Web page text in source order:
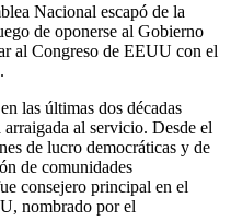
Nacional escapó de la
de oponerse al Gobierno
al Congreso de EEUU con el
las últimas dos décadas
al servicio. Desde el
de lucro democráticas y de
de comunidades
consejero principal en el
nombrado por el